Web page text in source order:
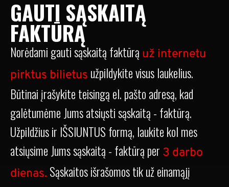
GAUTI SĄSKAITĄ
FAKTŪRĄ
Norėdami gauti sąskaitą faktūrą už internetu
pirktus bilietus užpildykite visus laukelius.
Būtinai įrašykite teisingą el. pašto adresą, kad
galėtumėme Jums atsiųsti sąskaitą - faktūrą.
Užpildžius ir IŠSIUNTUS formą, laukite kol mes
atsiųsime Jums sąskaitą - faktūrą per 3 darbo
dienas. Sąskaitos išrašomos tik už einamąjį